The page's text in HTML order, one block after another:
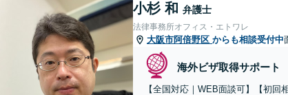
小杉 和 弁護士
法律事務所オフィス・エトワレ
大阪市阿倍野区 からも相談受付中
海外ビザ取得サポート
【全国対応｜WEB面談可】【初